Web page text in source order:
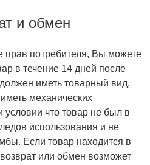
и обмен
прав потребителя, Вы можете
в течение 14 дней после
иметь товарный вид,
механических
что товар не был в
использования и не
Если товар находится в
или обмен возможет